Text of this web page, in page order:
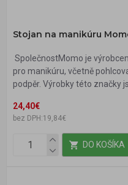
Stojan na manikúru
SpolečnostMomo je
pro manikúru, včetně
podpěr. Výrobky této značky
24,40€
bez DPH:19,84€
DO KOŠÍKA